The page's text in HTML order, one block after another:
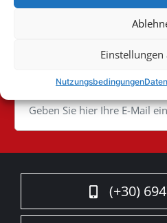
Einstellungen
Nutzungsbedingungen
Sie wollen
(+30)